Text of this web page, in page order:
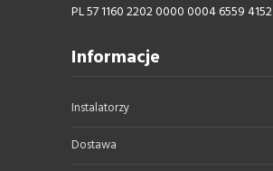
PL 57 1160 2202 0000 0004 6559 4152
Informacje
Instalatorzy
Dostawa